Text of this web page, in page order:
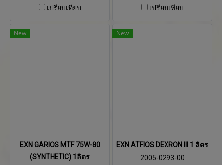
เปรียบเทียบ เปรียบเทียบ
New
EXN GARIOS MTF 75W-80
(SYNTHETIC) 1ลิตร
New
EXN ATFIOS DEXRON III 1 ลิตร
2005-0293-00